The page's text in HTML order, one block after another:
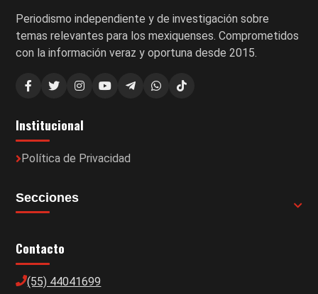
Periodismo independiente y de investigación sobre
temas relevantes para los mexiquenses. Comprometidos
con la información veraz y oportuna desde 2015.
Institucional
Política de Privacidad
Secciones
Contacto
(55) 44041699